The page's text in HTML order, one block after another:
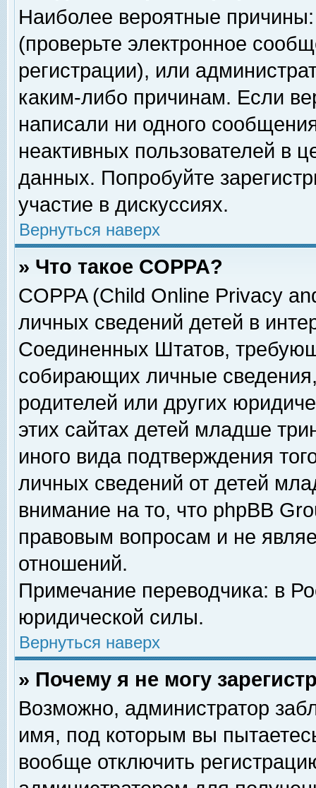
Наиболее вероятные
(проверьте электронное
регистрации), или
каким-либо причинам. Если
написали ни одного
неактивных пользователей в
данных. Попробуйте
участие в дискуссиях.
Вернуться наверх
» Что такое COPPA?
COPPA (Child Online Privacy
личных сведений детей в
Соединенных Штатов,
собирающих личные
родителей или других
этих сайтах детей младше
иного вида подтверждения
личных сведений от детей
внимание на то, что phpBB
правовым вопросам и не
отношений.
Примечание переводчика: в
юридической силы.
Вернуться наверх
» Почему я не могу
Возможно, администратор
имя, под которым вы
вообще отключить